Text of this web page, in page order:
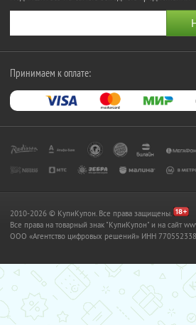
Принимаем к оплате:
2010-2026 © КупиКупон. Все права защищены.
Все права на товарный знак "КупиКупон" и на сайт
OOO «Агентство цифровых решений» ИНН